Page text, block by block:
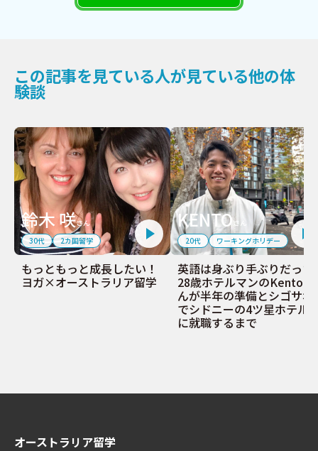
この記事を見ている人が見ている他の体
験談
鈴木 咲さん
30代
2カ国留学
もっともっと成長したい！
ヨガ×オーストラリア留学
KENTOさん
20代
ワーキングホリデー
英語は身ぶり手ぶりだった
28歳ホテルマンのKentoさ
んが半年の準備とシゴサポ
でシドニーの4ツ星ホテル
に就職するまで
オーストラリア留学